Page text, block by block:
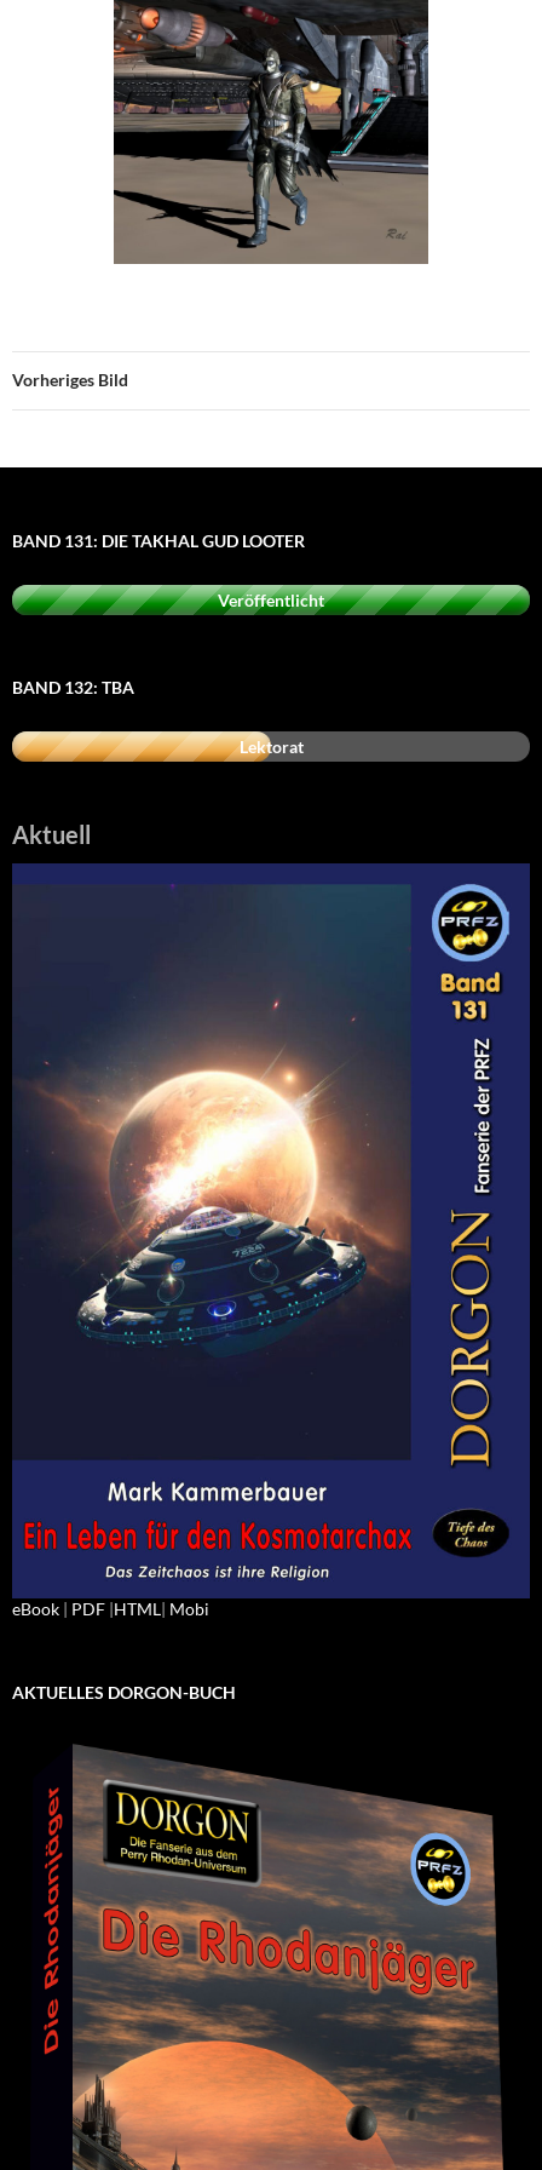
Vorheriges Bild
BAND 131: DIE TAKHAL GUD LOOTER
Veröffentlicht
BAND 132: TBA
Lektorat
Aktuell
eBook | PDF |HTML| Mobi
AKTUELLES DORGON-BUCH